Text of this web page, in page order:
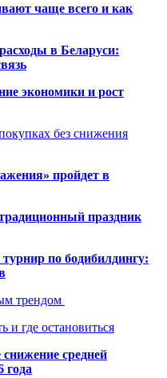
чаще всего и как
в Беларуси:
экономики и рост
без снижения
пройдет в
праздник
по бодибилдингу:
трендом
и где остановиться
средней
года